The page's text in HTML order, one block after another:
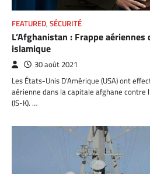
FEATURED, SÉCURITÉ
L’Afghanistan : Frappe aériennes
islamique
30 août 2021
Les États-Unis D’Amérique (USA) ont
aérienne dans la capitale afghane contre
(IS-K). …